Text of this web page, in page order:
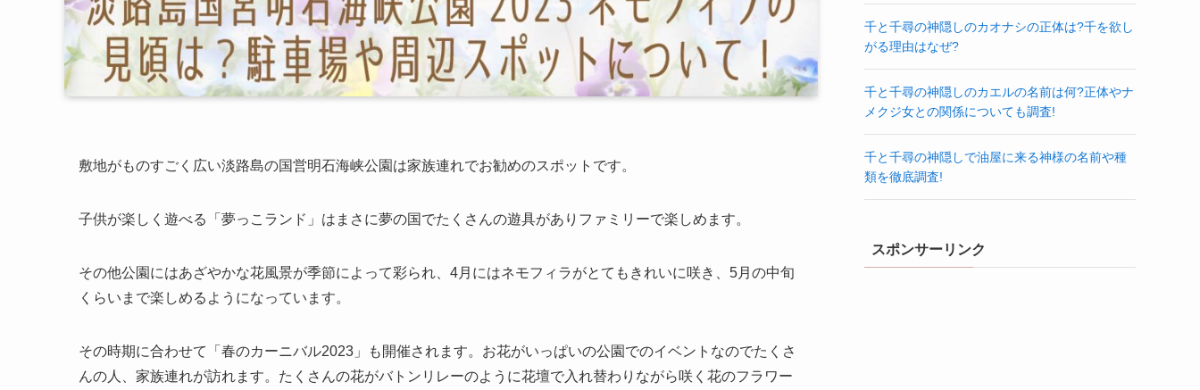
敷地がものすごく広い淡路島の国営明石海峡公園は家族連れでお勧めのスポットです。
子供が楽しく遊べる「夢っこランド」はまさに夢の国でたくさんの遊具がありファミリーで楽しめます。
その他公園にはあざやかな花風景が季節によって彩られ、4月にはネモフィラがとてもきれいに咲き、5月の中旬
くらいまで楽しめるようになっています。
その時期に合わせて「春のカーニバル2023」も開催されます。お花がいっぱいの公園でのイベントなのでたくさ
んの人、家族連れが訪れます。たくさんの花がバトンリレーのように花壇で入れ替わりながら咲く花のフラワー
千と千尋の神隠しのカオナシの正体は?千を欲し
がる理由はなぜ?
千と千尋の神隠しのカエルの名前は何?正体やナ
メクジ女との関係についても調査!
千と千尋の神隠しで油屋に来る神様の名前や種
類を徹底調査!
スポンサーリンク